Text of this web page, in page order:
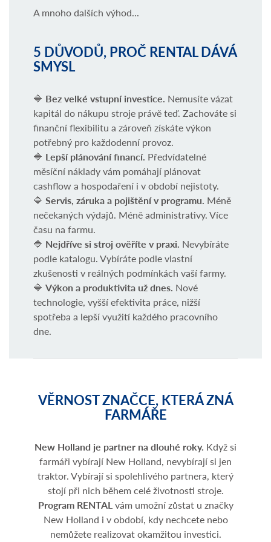
A mnoho dalších výhod...
5 DŮVODŮ, PROČ RENTAL DÁVÁ
SMYSL
🔷 Bez velké vstupní investice. Nemusíte vázat
kapitál do nákupu stroje právě teď. Zachováte si
finanční flexibilitu a zároveň získáte výkon
potřebný pro každodenní provoz.
🔷 Lepší plánování financí. Předvídatelné
měsíční náklady vám pomáhají plánovat
cashflow a hospodaření i v období nejistoty.
🔷 Servis, záruka a pojištění v programu. Méně
nečekaných výdajů. Méně administrativy. Více
času na farmu.
🔷 Nejdříve si stroj ověříte v praxi. Nevybíráte
podle katalogu. Vybíráte podle vlastní
zkušenosti v reálných podmínkách vaší farmy.
🔷 Výkon a produktivita už dnes. Nové
technologie, vyšší efektivita práce, nižší
spotřeba a lepší využití každého pracovního
dne.
VĚRNOST ZNAČCE, KTERÁ ZNÁ
FARMÁŘE
New Holland je partner na dlouhé roky. Když si
farmáři vybírají New Holland, nevybírají si jen
traktor. Vybírají si spolehlivého partnera, který
stojí při nich během celé životnosti stroje.
Program RENTALvám umožní zůstat u značky
New Holland i v období, kdy nechcete nebo
nemůžete realizovat okamžitou investici.